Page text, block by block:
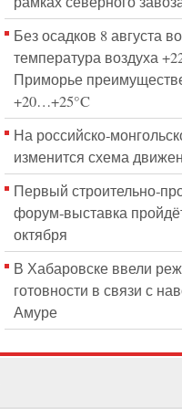
Без осадков 8 августа
температура воздуха
Приморье
+20…+25°C
На
изменится схема
Первый
форум‑выставка
октября
В Хабаровске ввели
готовности в связи с
Амуре